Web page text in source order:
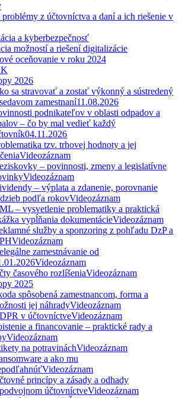
problémy z účtovníctva a daní a ich riešenie v
a kyberbezpečnosť
možností a riešení digitalizácie
oceňovanie v roku 2024
2026
sa stravovať a zostať výkonný a sústredený
zamestnaní11.08.2026
podnikateľov v oblasti odpadov a
– čo by mal vedieť každý
04.11.2026
tzv. trhovej hodnoty a jej
Videozáznam
– povinnosti, zmeny a legislatívne
Videozáznam
– výplata a zdanenie, porovnanie
podľa rokovVideozáznam
– vysvetlenie problematiky a praktická
vypĺňania dokumentácieVideozáznam
služby a sponzoring z pohľadu DzP a
Videozáznam
zamestnávanie od
Videozáznam
časového rozlíšeniaVideozáznam
2025
spôsobená zamestnancom, forma a
jej náhradyVideozáznam
v účtovníctveVideozáznam
a financovanie – praktické rady a
Videozáznam
na potravináchVideozáznam
a ako mu
Videozáznam
princípy a zásady a odhady
účtovníctveVideozáznam